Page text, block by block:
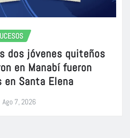
dos jóvenes quiteños
en Manabí fueron
Santa Elena
Ago 7, 2026